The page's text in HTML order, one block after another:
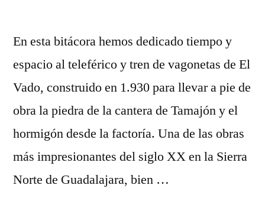
En esta bitácora hemos dedicado tiempo y
espacio al teleférico y tren de vagonetas de El
Vado, construido en 1.930 para llevar a pie de
obra la piedra de la cantera de Tamajón y el
hormigón desde la factoría. Una de las obras
más impresionantes del siglo XX en la Sierra
Norte de Guadalajara, bien …